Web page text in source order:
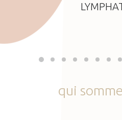
qui